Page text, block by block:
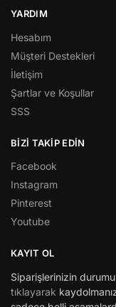
YARDIM
Hesabım
Müşteri Destekleri
İletişim
Şartlar ve Koşullar
SSS
BİZİ TAKİP EDİN
Facebook
Instagram
Pinterest
Youtube
KAYIT OL
Siparişlerinizin
tıklayarak